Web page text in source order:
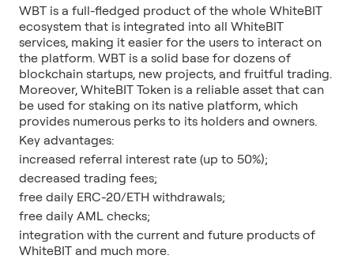
WBT is a full-fledged product of the whole WhiteBIT
ecosystem that is integrated into all WhiteBIT
services, making it easier for the users to interact on
the platform. WBT is a solid base for dozens of
blockchain startups, new projects, and fruitful trading.
Moreover, WhiteBIT Token is a reliable asset that can
be used for staking on its native platform, which
provides numerous perks to its holders and owners.
Key advantages:
increased referral interest rate (up to 50%);
decreased trading fees;
free daily ERC-20/ETH withdrawals;
free daily AML checks;
integration with the current and future products of
WhiteBIT and much more.